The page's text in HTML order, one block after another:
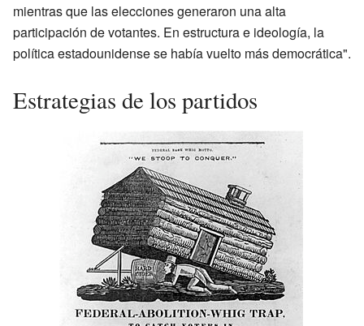
mientras que las elecciones generaron una alta
participación de votantes. En estructura e ideología, la
política estadounidense se había vuelto más democrática".
Estrategias de los partidos